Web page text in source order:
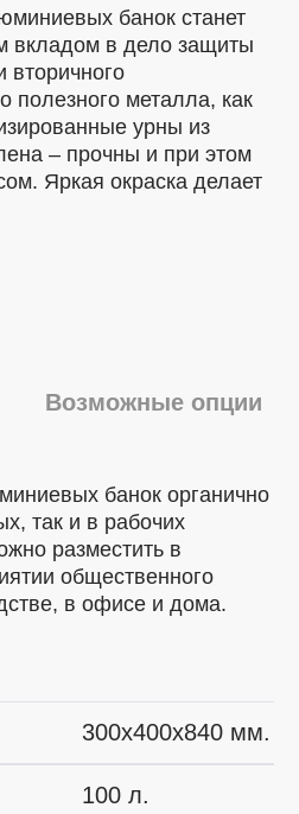
банок станет
вкладом в дело защиты
полезного металла, как
урны из
– прочны и при этом
Яркая окраска делает
Возможные опции
банок органично
так и в рабочих
разместить в
общественного
в офисе и дома.
300х400х840 мм.
100 л.